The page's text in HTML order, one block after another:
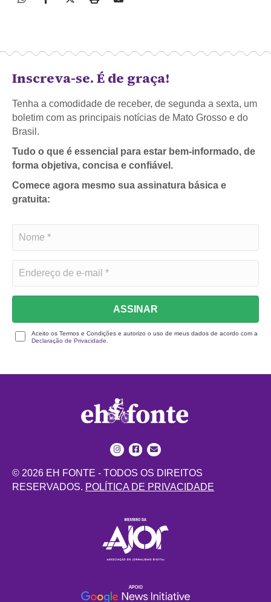
Inscreva-se. É de graça!
Tenha a comodidade de receber, de segunda a sexta, um
boletim com as principais notícias de Mato Grosso e do
Brasil.
Tudo o que é essencial para estar bem-informado, de
forma objetiva, concisa e confiável.
Comece agora mesmo sua assinatura básica e
gratuita:
ASSINAR
Aceito os Termos e Condições e autorizo o uso de meus dados de acordo com a
Declaração de Privacidade.
© 2026 EH FONTE - TODOS OS DIREITOS
RESERVADOS. POLÍTICA DE PRIVACIDADE